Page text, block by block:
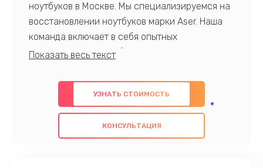
ноутбуков в Москве. Мы специализируемся на
восстановлении ноутбуков марки Aser. Наша
команда включает в себя опытных
профессионалов с обширными знаниями и
предлагаем быстрый и качественный ремонт с
использованием оригинальных компонентов, а
также гарантируем качество всех
проведенных работ. Наша цель - предоставить
УЗНАТЬ СТОИМОСТЬ
КОНСУЛЬТАЦИЯ